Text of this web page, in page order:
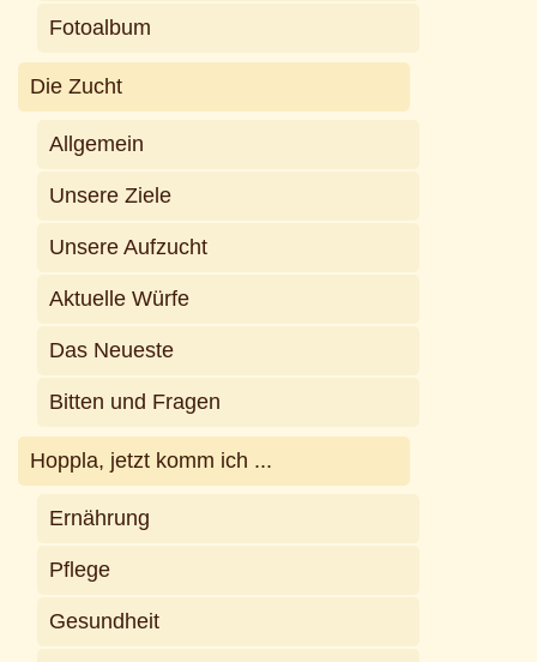
Fotoalbum
Die Zucht
Allgemein
Unsere Ziele
Unsere Aufzucht
Aktuelle Würfe
Das Neueste
Bitten und Fragen
Hoppla, jetzt komm ich ...
Ernährung
Pflege
Gesundheit